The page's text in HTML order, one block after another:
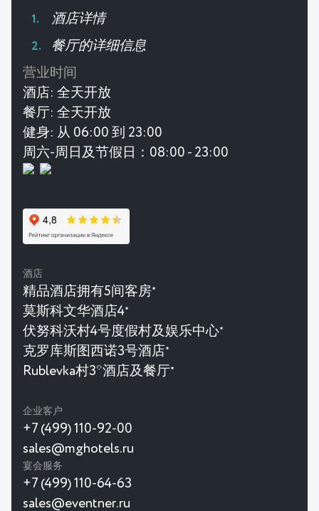
酒店详情
餐厅的详细信息
营业时间
酒店: 全天开放
餐厅: 全天开放
健身: 从 06:00 到 23:00
周六-周日及节假日：08:00 - 23:00
酒店
精品酒店拥有5间客房★
莫斯科文华酒店4★
伏努科沃村4号度假村及娱乐中心★
克罗库斯图西诺3号酒店 ★
Rublevka村3*酒店及餐厅★
企业客户
+7 (499) 110-92-00
sales@mghotels.ru
宴会服务
+7 (499) 110-64-63
sales@eventner.ru